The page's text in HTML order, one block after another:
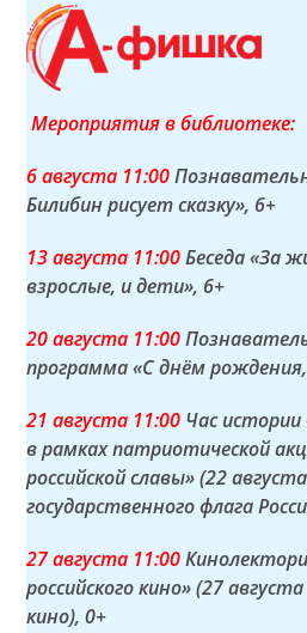
Мероприятия в библиотеке:
6 августа 11:00
Билибин рисует сказку», 6+
13 августа 11:00Беседа «За
взрослые, и дети», 6+
20 августа 11:00
программа «С днём
21 августа 11:00 Час истории
в рамках патриотической
российской славы» (22
государственного флага
27 августа 11:00
российского кино» (27
кино), 0+